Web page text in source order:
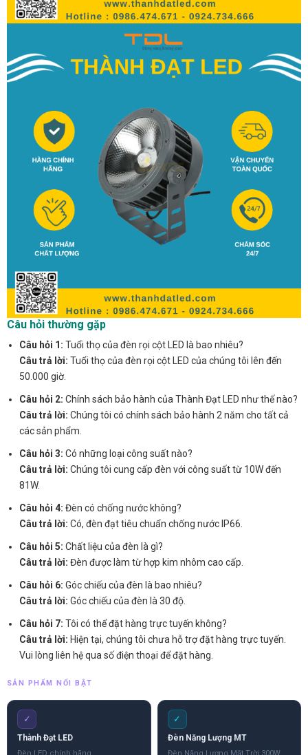
Câu hỏi thường gặp
Câu hỏi 1: Tuổi thọ của đèn rọi cột LED là bao nhiêu?
Câu trả lời: Tuổi thọ của đèn rọi cột LED của chúng tôi lên đến
50.000 giờ.
Câu hỏi 2: Chính sách bảo hành của Thành Đạt LED như thế nào?
Câu trả lời: Chúng tôi có chính sách bảo hành 2 năm cho tất cả
các sản phẩm.
Câu hỏi 3: Có những loại công suất nào?
Câu trả lời: Chúng tôi cung cấp đèn với công suất từ 10W đến
81W.
Câu hỏi 4: Đèn có chống nước không?
Câu trả lời: Có, đèn đạt tiêu chuẩn chống nước IP66.
Câu hỏi 5: Chất liệu của đèn là gì?
Câu trả lời: Đèn được làm từ hợp kim nhôm cao cấp.
Câu hỏi 6: Góc chiếu của đèn là bao nhiêu?
Câu trả lời: Góc chiếu của đèn là 30 độ.
Câu hỏi 7: Tôi có thể đặt hàng trực tuyến không?
Câu trả lời: Hiện tại, chúng tôi chưa hỗ trợ đặt hàng trực tuyến.
Vui lòng liên hệ qua số điện thoại để đặt hàng.
SẢN PHẨM NỔI BẬT
✓
Thành Đạt LED
✓
Đèn Năng Lượng MT